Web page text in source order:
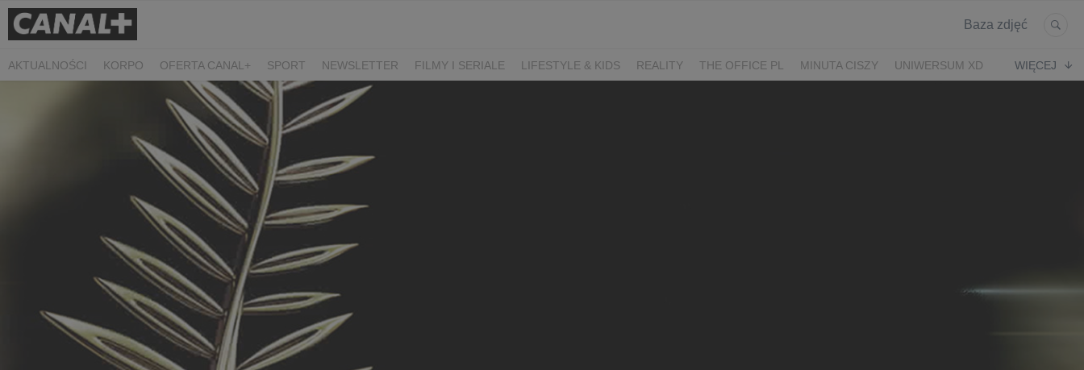
Baza zdjęć
AKTUALNOŚCI KORPO OFERTA CANAL+ SPORT NEWSLETTER FILMY I SERIALE LIFESTYLE & KIDS REALITY THE OFFICE PL MINUTA CISZY
UNIWERSUM XD
PROSTA SPRAWA ALGORYTM MIŁOŚCI
PLANETA SINGLI. OSIEM HISTORII
KRÓL DOKUMENT
WIĘCEJ